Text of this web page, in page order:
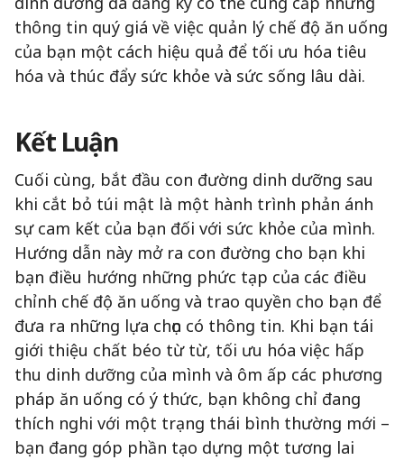
thông tin quý giá về việc quản lý chế độ ăn uống
của bạn một cách hiệu quả để tối ưu hóa tiêu
hóa và thúc đẩy sức khỏe và sức sống lâu dài.
Kết Luận
Cuối cùng, bắt đầu con đường dinh dưỡng sau
khi cắt bỏ túi mật là một hành trình phản ánh
sự cam kết của bạn đối với sức khỏe của mình.
Hướng dẫn này mở ra con đường cho bạn khi
bạn điều hướng những phức tạp của các điều
chỉnh chế độ ăn uống và trao quyền cho bạn để
đưa ra những lựa chọn có thông tin. Khi bạn tái
giới thiệu chất béo từ từ, tối ưu hóa việc hấp
thu dinh dưỡng của mình và ôm ấp các phương
pháp ăn uống có ý thức, bạn không chỉ đang
thích nghi với một trạng thái bình thường mới –
bạn đang góp phần tạo dựng một tương lai